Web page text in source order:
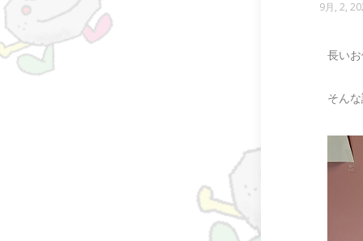
9月, 2,
長い
そん